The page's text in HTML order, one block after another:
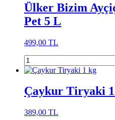
Ülker Bizim
Pet 5 L
499,00 TL
Çaykur Tiryaki
389,00 TL